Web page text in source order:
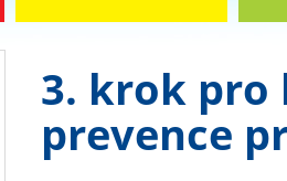
3. krok pro
prevence